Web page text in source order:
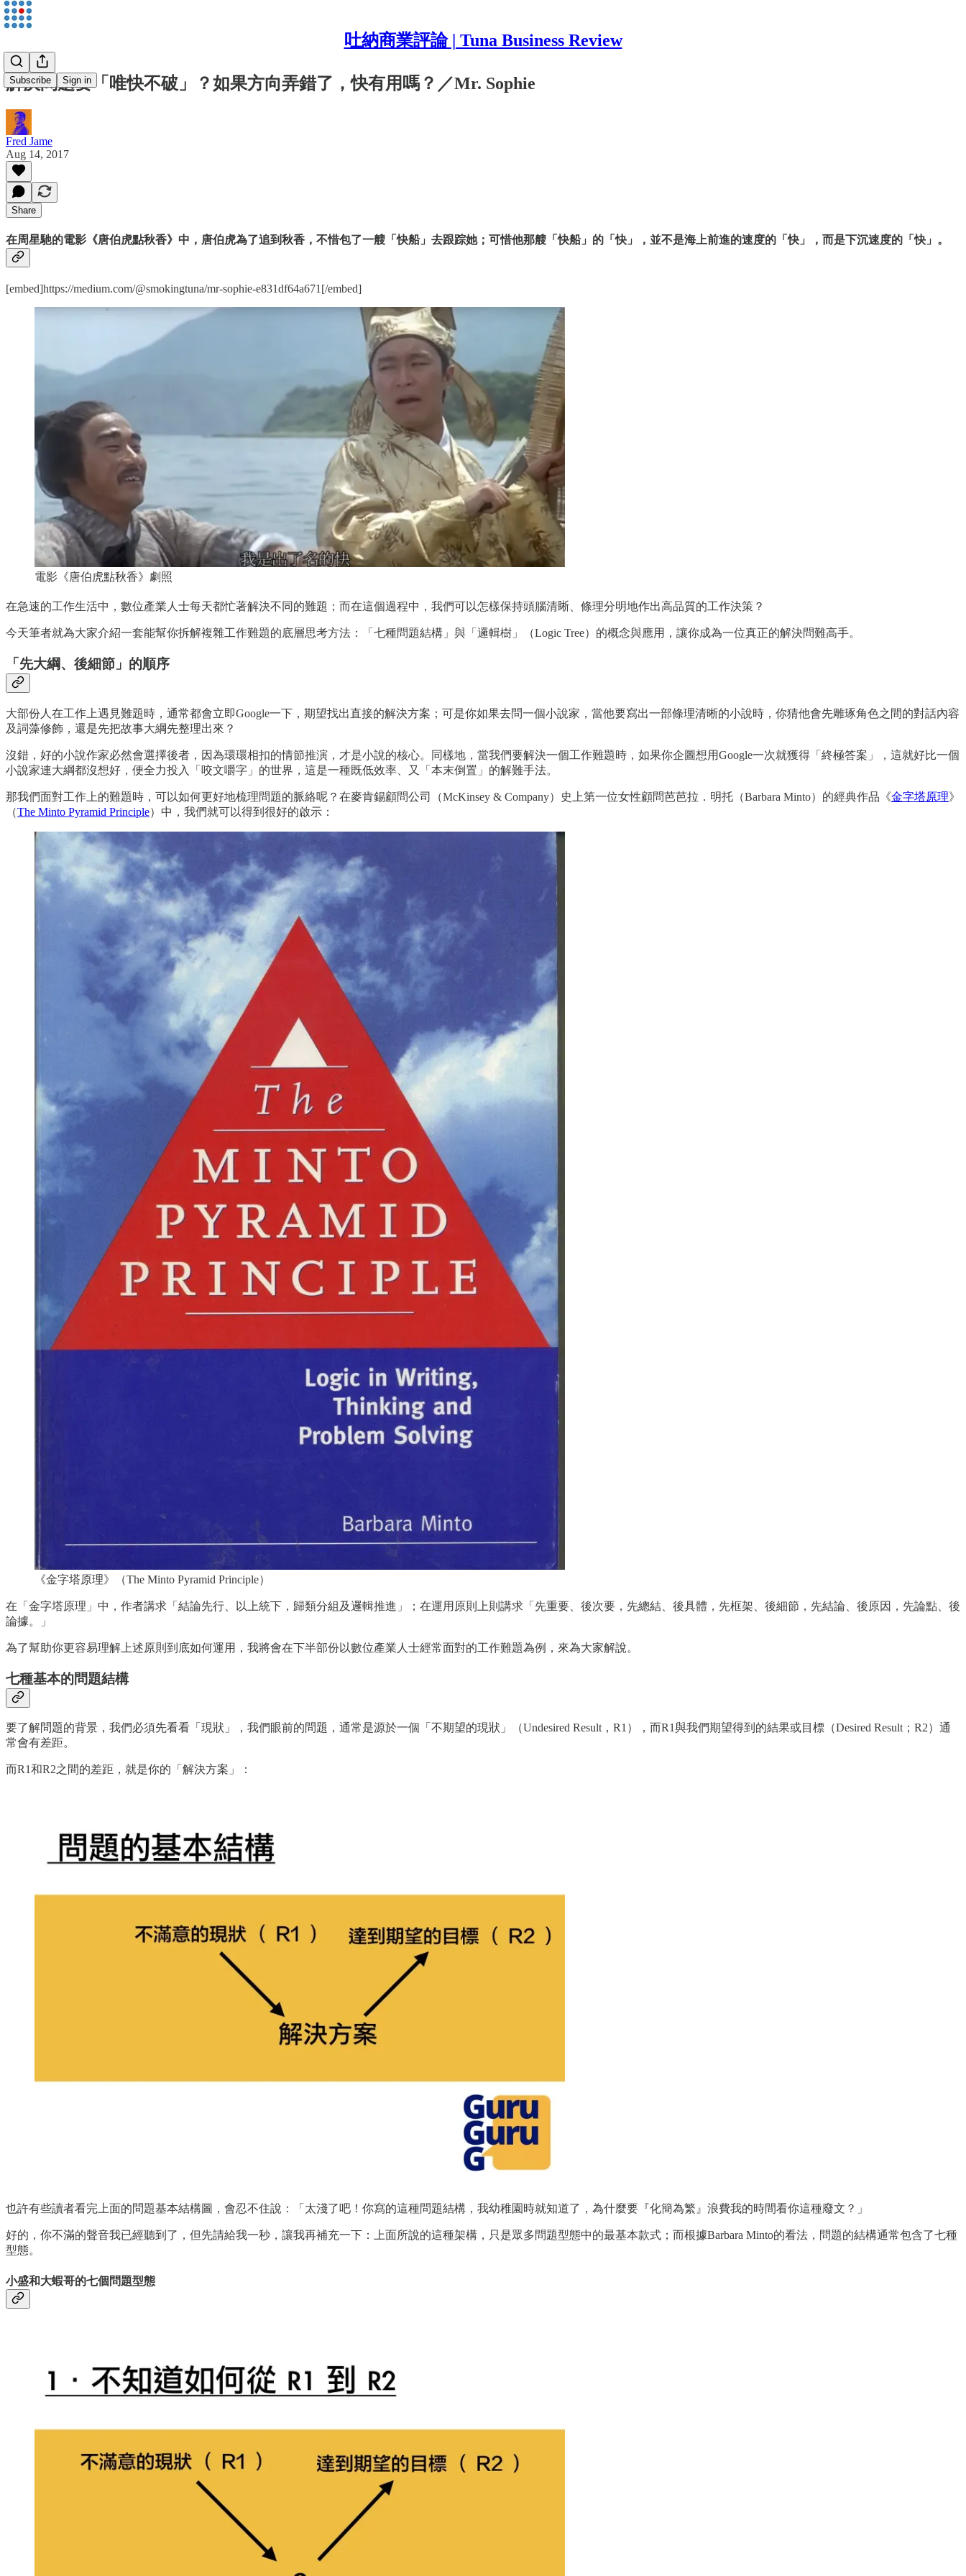
吐納商業評論 | Tuna Business Review
Subscribe Sign in
解決問題要「唯快不破」？如果方向弄錯了，快有用嗎？／Mr. Sophie
Fred Jame
Aug 14, 2017
Share
在周星馳的電影《唐伯虎點秋香》中，唐伯虎為了追到秋香，不惜包了一艘「快船」去跟踪她；可惜他那艘「快船」的「快」，並不是海上前進的速度的「快」，而是下沉速度的「快」。
[embed]https://medium.com/@smokingtuna/mr-sophie-e831df64a671[/embed]
電影《唐伯虎點秋香》劇照
在急速的工作生活中，數位產業人士每天都忙著解決不同的難題；而在這個過程中，我們可以怎樣保持頭腦清𥇦、條理分明地作出高品質的工作決策？
今天筆者就為大家介紹一套能幫你拆解複雜工作難題的底層思考方法：「七種問題結構」與「邏輯樹」（Logic Tree）的概念與應用，讓你成為一位真正的解決問難高手。
「先大綱、後細節」的順序
大部份人在工作上遇見難題時，通常都會立即Google一下，期望找出直接的解決方案；可是你如果去問一個小說家，當他要寫出一部條理清晰的小說時，你猜他會先雕琢角色之間的對話內容
及詞藻修飾，還是先把故事大綱先整理出來？
沒錯，好的小說作家必然會選擇後者，因為環環相扣的情節推演，才是小說的核心。同樣地，當我們要解決一個工作難題時，如果你企圖想用Google一次就獲得「終極答案」，這就好比一個
小說家連大綱都沒想好，便全力投入「咬文嚼字」的世界，這是一種既低效率、又「本末倒置」的解難手法。
那我們面對工作上的難題時，可以如何更好地梳理問題的脈絡呢？在麥肯錫顧問公司（McKinsey & Company）史上第一位女性顧問芭芭拉．明托（Barbara Minto）的經典作品《金字塔原理》
（The Minto Pyramid Principle）中，我們就可以得到很好的啟示：
《金字塔原理》（The Minto Pyramid Principle）
在「金字塔原理」中，作者講求「結論先行、以上統下，歸類分組及邏輯推進」；在運用原則上則講求「先重要、後次要，先總結、後具體，先框架、後細節，先結論、後原因，先論點、後
論據。」
為了幫助你更容易理解上述原則到底如何運用，我將會在下半部份以數位產業人士經常面對的工作難題為例，來為大家解說。
七種基本的問題結構
要了解問題的背景，我們必須先看看「現狀」，我們眼前的問題，通常是源於一個「不期望的現狀」（Undesired Result，R1），而R1與我們期望得到的結果或目標（Desired Result；R2）通
常會有差距。
而R1和R2之間的差距，就是你的「解決方案」：
也許有些讀者看完上面的問題基本結構圖，會忍不住說：「太淺了吧！你寫的這種問題結構，我幼稚園時就知道了，為什麼要『化簡為繁』浪費我的時間看你這種廢文？」
好的，你不滿的聲音我已經聽到了，但先請給我一秒，讓我再補充一下：上面所說的這種架構，只是眾多問題型態中的最基本款式；而根據Barbara Minto的看法，問題的結構通常包含了七種
型態。
小盛和大蝦哥的七個問題型態